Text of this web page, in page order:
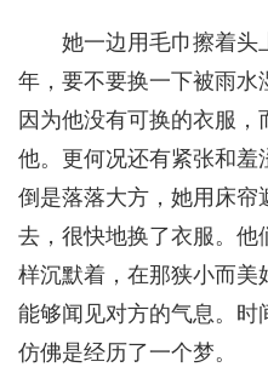
她一边用毛巾擦着头
年，要不要换一下被雨水
因为他没有可换的衣服
他。更何况还有紧张和羞
倒是落落大方，她用床帘
去，很快地换了衣服。他
样沉默着，在那狭小而美
能够闻见对方的气息。时
仿佛是经历了一个梦。